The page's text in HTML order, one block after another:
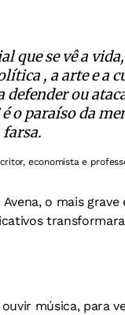
que se vê a
, a arte e a
defender ou
o paraíso da
economista e
o mais grave
ouvir música, para